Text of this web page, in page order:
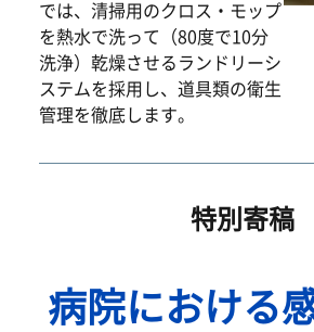
では、清掃用のクロス・モップ
を熱水で洗って（80度で10分
洗浄）乾燥させるランドリーシ
ステムを採用し、道具類の衛生
管理を徹底します。
特別寄稿
病院における